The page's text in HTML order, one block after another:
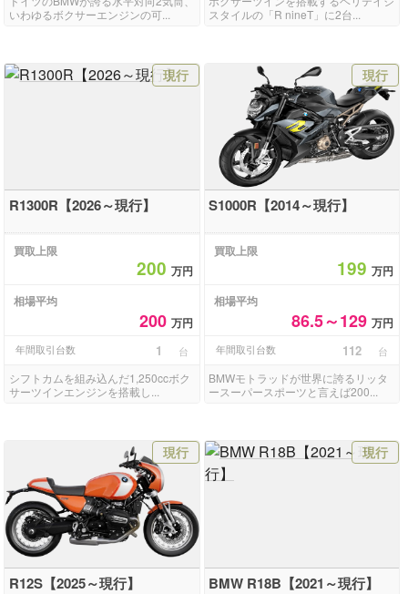
いわゆるボクサーエンジンの可...
スタイルの「R nineT」に2台...
現行
R1300R【2026～現行】
買取上限
200万円
相場平均
200万円
年間取引台数 1 台
シフトカムを組み込んだ1,250ccボク
サーツインエンジンを搭載し...
現行
S1000R【2014～現行】
買取上限
199 万円
相場平均
86.5～129 万円
年間取引台数 112 台
BMWモトラッドが世界に誇るリッタ
ースーパースポーツと言えば200...
現行
R12S【2025～現行】
現行
BMW R18B【2021～現行】